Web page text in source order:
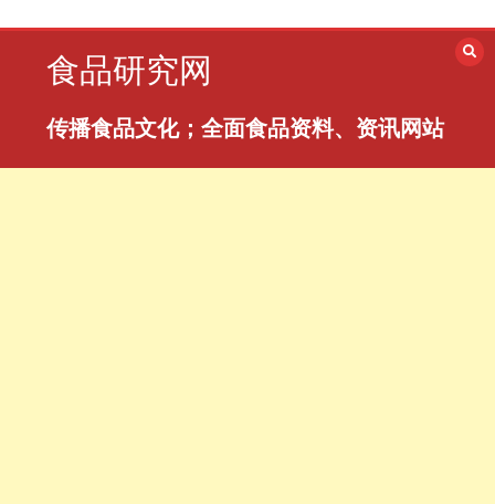
食品研究网
传播食品文化；全面食品资料、资讯网站